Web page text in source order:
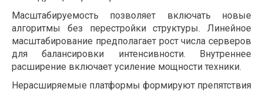
Масштабируемость позволяет включать новые
алгоритмы без перестройки структуры. Линейное
масштабирование предполагает рост числа серверов
для балансировки интенсивности. Внутреннее
расширение включает усиление мощности техники.
Нерасширяемые платформы формируют препятствия